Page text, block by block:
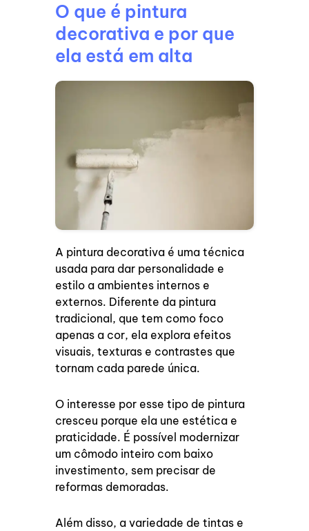
O que é pintura
decorativa e por que
ela está em alta
A pintura decorativa é uma técnica
usada para dar personalidade e
estilo a ambientes internos e
externos. Diferente da pintura
tradicional, que tem como foco
apenas a cor, ela explora efeitos
visuais, texturas e contrastes que
tornam cada parede única.
O interesse por esse tipo de pintura
cresceu porque ela une estética e
praticidade. É possível modernizar
um cômodo inteiro com baixo
investimento, sem precisar de
reformas demoradas.
Além disso, a variedade de tintas e